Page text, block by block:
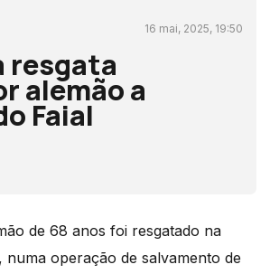
16 mai, 2025, 19:50
resgata
alemão a
Faial
de 68 anos foi resgatado na
numa operação de salvamento de